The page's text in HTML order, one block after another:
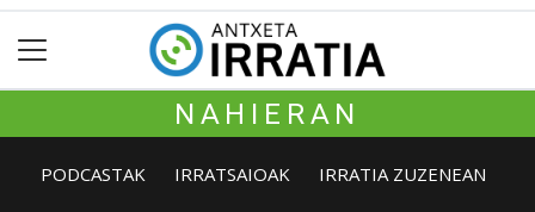
NAHIERAN
PODCASTAK IRRATSAIOAK IRRATIA ZUZENEAN